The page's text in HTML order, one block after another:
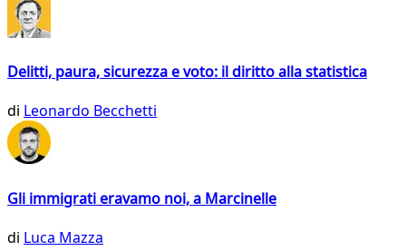
Delitti, paura, sicurezza e voto: il diritto alla statistica
di Leonardo Becchetti
Gli immigrati eravamo noi, a Marcinelle
di Luca Mazza